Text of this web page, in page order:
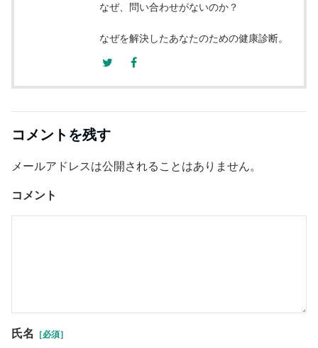
なぜ、問い合わせがないのか？
なぜを解決したあなたのための健康診断。
コメントを残す
メールアドレスは公開されることはありません。
コメント
氏名 ［必須］